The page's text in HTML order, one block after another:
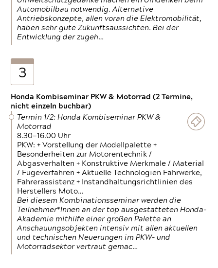
Automobilbau notwendig. Alternative
Antriebskonzepte, allen voran die Elektromobilität,
haben sehr gute Zukunftsaussichten. Bei der
Entwicklung der zugeh…
3
Honda Kombiseminar PKW & Motorrad (2 Termine,
nicht einzeln buchbar)
Termin 1/2: Honda Kombiseminar PKW &
Motorrad
8.30—16.00 Uhr
PKW: + Vorstellung der Modellpalette +
Besonderheiten zur Motorentechnik /
Abgasverhalten + Konstruktive Merkmale / Material
/ Fügeverfahren + Aktuelle Technologien Fahrwerke,
Fahrerassistenz + Instandhaltungsrichtlinien des
Herstellers Moto…
Bei diesem Kombinationsseminar werden die
Teilnehmer*Innen an der top ausgestatteten Honda-
Akademie mithilfe einer großen Palette an
Anschauungsobjekten intensiv mit allen aktuellen
und technischen Neuerungen im PKW- und
Motorradsektor vertraut gemac…